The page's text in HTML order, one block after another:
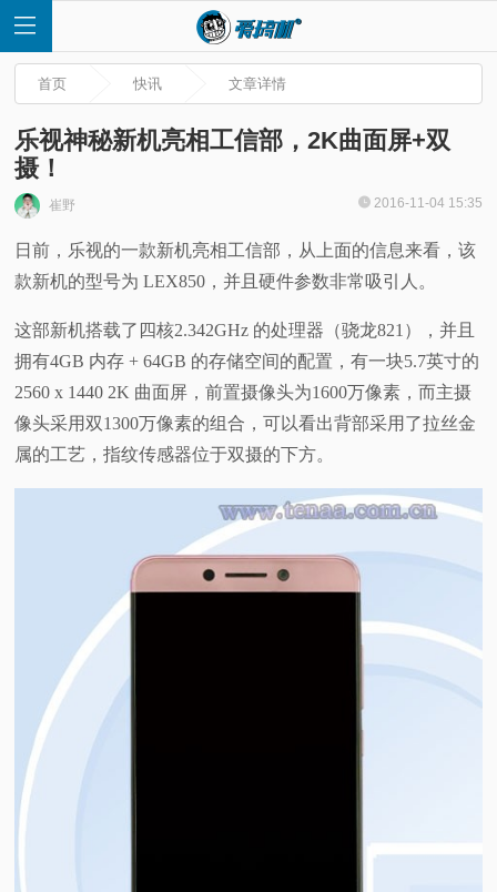
首
页
讯
评
体
首页 快讯 文章详情
乐视神秘新机亮相工信部，2K曲面屏+双
摄！
崔野 2016-11-04 15:35
日前，乐视的一款新机亮相工信部，从上面的信息来看，该
款新机的型号为 LEX850，并且硬件参数非常吸引人。
这部新机搭载了四核2.342GHz 的处理器（骁龙821），并且
拥有4GB 内存 + 64GB 的存储空间的配置，有一块5.7英寸的
2560 x 1440 2K 曲面屏，前置摄像头为1600万像素，而主摄
像头采用双1300万像素的组合，可以看出背部采用了拉丝金
属的工艺，指纹传感器位于双摄的下方。